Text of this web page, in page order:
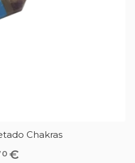
Chakras
€